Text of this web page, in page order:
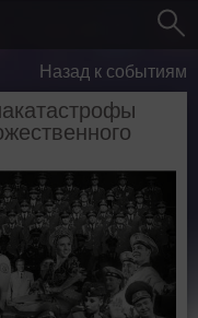
Назад к событиям